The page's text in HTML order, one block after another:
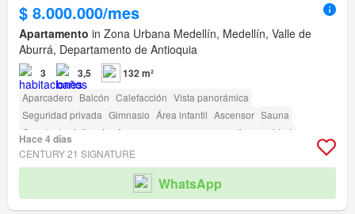
$ 8.000.000/mes
Apartamento in Zona Urbana Medellín, Medellín, Valle de
Aburrá, Departamento de Antioquia
3 3,5 132 m²
Aparcadero Balcón Calefacción Vista panorámica
Seguridad privada Gimnasio Área infantil Ascensor Sauna
Caseta de vigilancia
Acceso para personas con discapacidad
Hace 4 días
CENTURY 21 SIGNATURE
WhatsApp